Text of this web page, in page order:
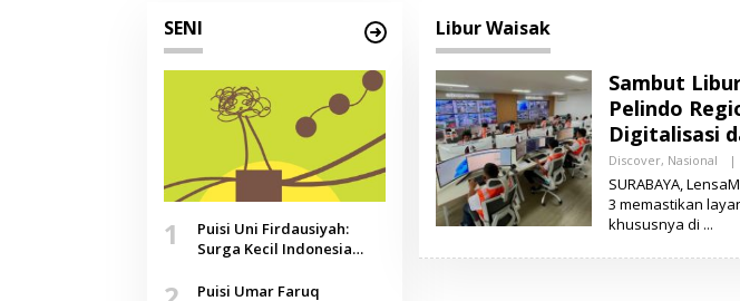
SENI
1
Puisi Uni Firdausiyah:
Surga Kecil Indonesia
Doa yang Jauh, Narasi
Puisi Umar Faruq
Libur Waisak
Sambut
Pelindo
Digitalisasi
Discover, Nasional |
SURABAYA,
3 memastikan
khususnya di